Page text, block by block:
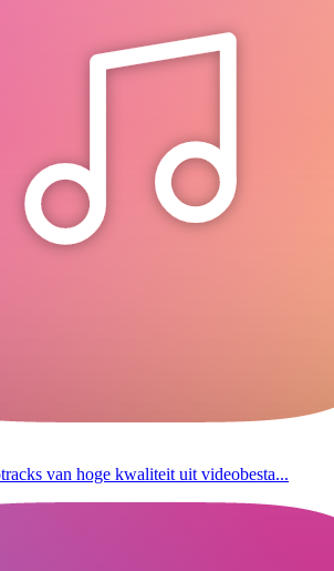
van hoge kwaliteit uit videobesta...